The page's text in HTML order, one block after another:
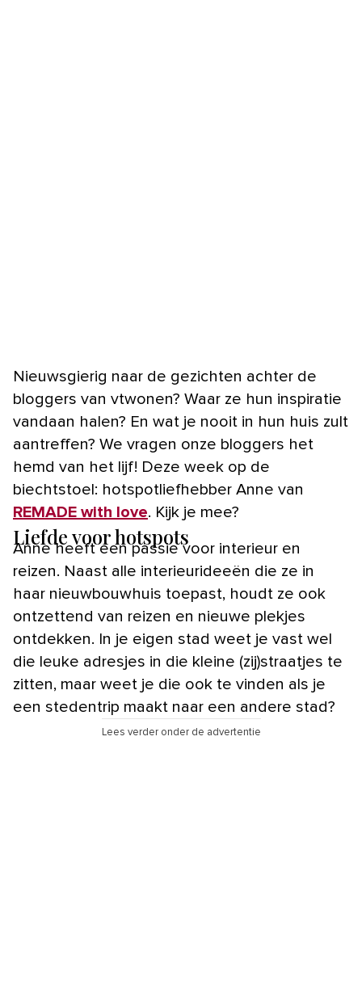
Nieuwsgierig naar de gezichten achter de
bloggers van vtwonen? Waar ze hun inspiratie
vandaan halen? En wat je nooit in hun huis zult
aantreffen? We vragen onze bloggers het
hemd van het lijf! Deze week op de
biechtstoel: hotspotliefhebber Anne van
REMADE with love. Kijk je mee?
Liefde voor hotspots
Anne heeft een passie voor interieur en
reizen. Naast alle interieurideeën die ze in
haar nieuwbouwhuis toepast, houdt ze ook
ontzettend van reizen en nieuwe plekjes
ontdekken. In je eigen stad weet je vast wel
die leuke adresjes in die kleine (zij)straatjes te
zitten, maar weet je die ook te vinden als je
een stedentrip maakt naar een andere stad?
Lees verder onder de advertentie